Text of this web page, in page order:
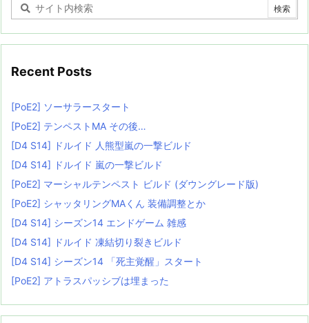
Recent Posts
[PoE2] ソーサラースタート
[PoE2] テンペストMA その後…
[D4 S14] ドルイド 人熊型嵐の一撃ビルド
[D4 S14] ドルイド 嵐の一撃ビルド
[PoE2] マーシャルテンペスト ビルド (ダウングレード版)
[PoE2] シャッタリングMAくん 装備調整とか
[D4 S14] シーズン14 エンドゲーム 雑感
[D4 S14] ドルイド 凍結切り裂きビルド
[D4 S14] シーズン14 「死主覚醒」スタート
[PoE2] アトラスパッシブは埋まった